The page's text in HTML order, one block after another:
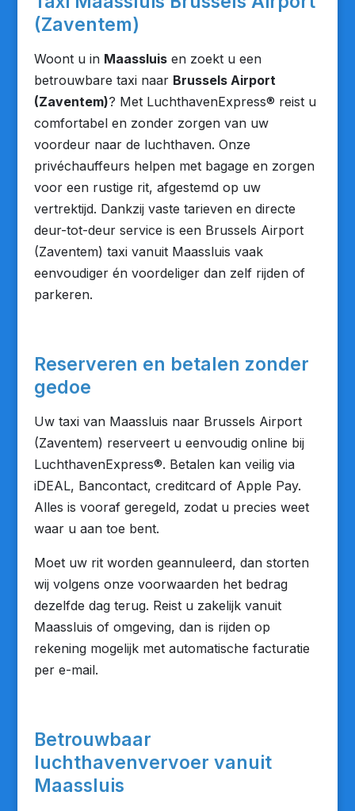
(Zaventem)
Woont u in Maassluisen zoekt u een
betrouwbare taxi naar Brussels Airport
(Zaventem)? Met LuchthavenExpress® reist u
comfortabel en zonder zorgen van uw
voordeur naar de luchthaven. Onze
privéchauffeurs helpen met bagage en zorgen
voor een rustige rit, afgestemd op uw
vertrektijd. Dankzij vaste tarieven en directe
deur-tot-deur service is een Brussels Airport
(Zaventem) taxi vanuit Maassluis vaak
eenvoudiger én voordeliger dan zelf rijden of
parkeren.
Reserveren en betalen zonder
gedoe
Uw taxi van Maassluis naar Brussels Airport
(Zaventem) reserveert u eenvoudig online bij
LuchthavenExpress®. Betalen kan veilig via
iDEAL, Bancontact, creditcard of Apple Pay.
Alles is vooraf geregeld, zodat u precies weet
waar u aan toe bent.
Moet uw rit worden geannuleerd, dan storten
wij volgens onze voorwaarden het bedrag
dezelfde dag terug. Reist u zakelijk vanuit
Maassluis of omgeving, dan is rijden op
rekening mogelijk met automatische facturatie
per e-mail.
Betrouwbaar
luchthavenvervoer vanuit
Maassluis